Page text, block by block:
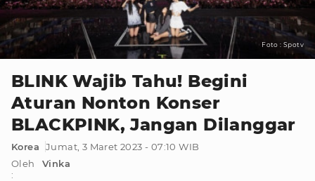
Foto : Spotv
BLINK Wajib Tahu! Begini
Aturan Nonton Konser
BLACKPINK, Jangan Dilanggar
Korea
Jumat, 3 Maret 2023 - 07:10 WIB
Oleh
:
Vinka